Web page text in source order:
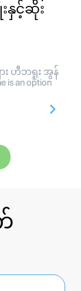
နှင့်ဆိုး
း ဟီဘရူး အွန်
an option